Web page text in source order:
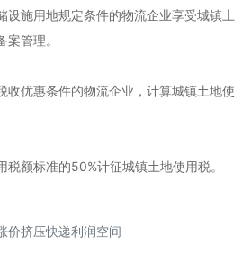
施用地规定条件的物流企业享受城镇土
管理。
优惠条件的物流企业，计算城镇土地使
额标准的50%计征城镇土地使用税。
价挤压快递利润空间